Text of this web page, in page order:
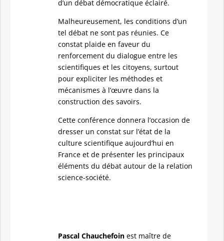
d’un débat démocratique éclairé.
Malheureusement, les conditions d’un
tel débat ne sont pas réunies. Ce
constat plaide en faveur du
renforcement du dialogue entre les
scientifiques et les citoyens, surtout
pour expliciter les méthodes et
mécanismes à l’œuvre dans la
construction des savoirs.
Cette conférence donnera l’occasion de
dresser un constat sur l’état de la
culture scientifique aujourd’hui en
France et de présenter les principaux
éléments du débat autour de la relation
science-société.
Pascal Chauchefoin est maître de